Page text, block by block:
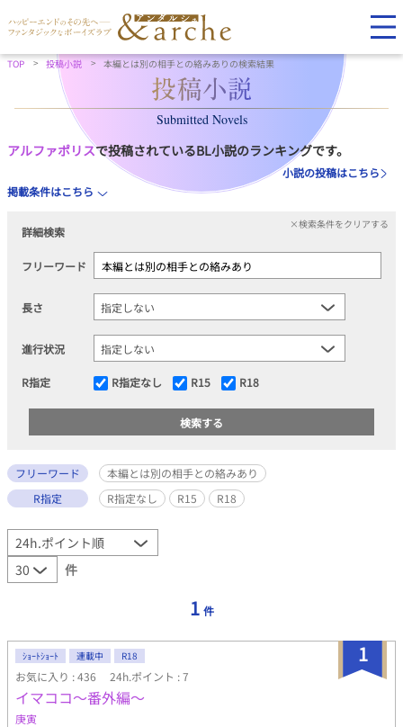
TOP 投稿小説 本編とは別の相手との絡みありの検索結果
Submitted Novels
アルファポリスで投稿されているBL小説のランキングです。
小説の投稿はこちら
掲載条件はこちら
詳細検索
×検索条件をクリアする
フリーワード
長さ
進行状況
R指定 R指定なし R15 R18
フリーワード
本編とは別の相手との絡みあり
R指定
R指定なし R15 R18
件
1 件
1
ｼｮｰﾄｼｮｰﾄ 連載中 R18
お気に入り : 436 24h.ポイント : 7
イマココ〜番外編〜
庚寅